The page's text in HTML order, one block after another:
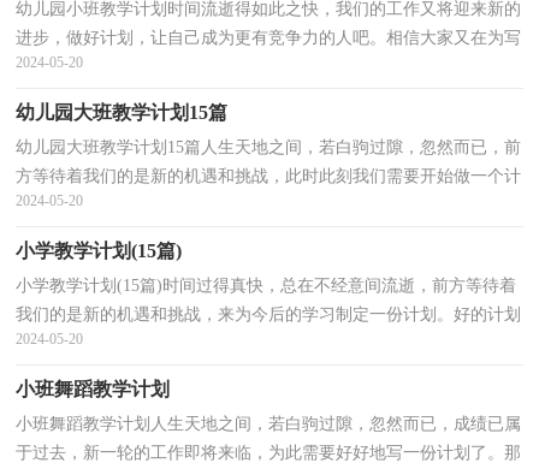
幼儿园小班教学计划时间流逝得如此之快，我们的工作又将迎来新的
进步，做好计划，让自己成为更有竞争力的人吧。相信大家又在为写
计划犯愁了？下面是小编帮大家整理的幼儿园小班教学...
2024-05-20
幼儿园大班教学计划15篇
幼儿园大班教学计划15篇人生天地之间，若白驹过隙，忽然而已，前
方等待着我们的是新的机遇和挑战，此时此刻我们需要开始做一个计
划。那么计划怎么拟定才能发挥它最大的作用呢？以下是...
2024-05-20
小学教学计划(15篇)
小学教学计划(15篇)时间过得真快，总在不经意间流逝，前方等待着
我们的是新的机遇和挑战，来为今后的学习制定一份计划。好的计划
都具备一些什么特点呢？以下是小编帮大家整理的小学...
2024-05-20
小班舞蹈教学计划
小班舞蹈教学计划人生天地之间，若白驹过隙，忽然而已，成绩已属
于过去，新一轮的工作即将来临，为此需要好好地写一份计划了。那